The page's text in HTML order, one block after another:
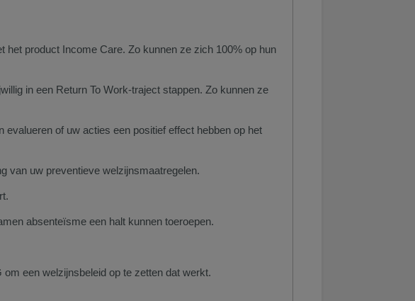
product Income Care. Zo kunnen ze zich 100% op hun
in een Return To Work-traject stappen. Zo kunnen ze
of uw acties een positief effect hebben op het
van uw preventieve welzijnsmaatregelen.
absenteïsme een halt kunnen toeroepen.
een welzijnsbeleid op te zetten dat werkt.